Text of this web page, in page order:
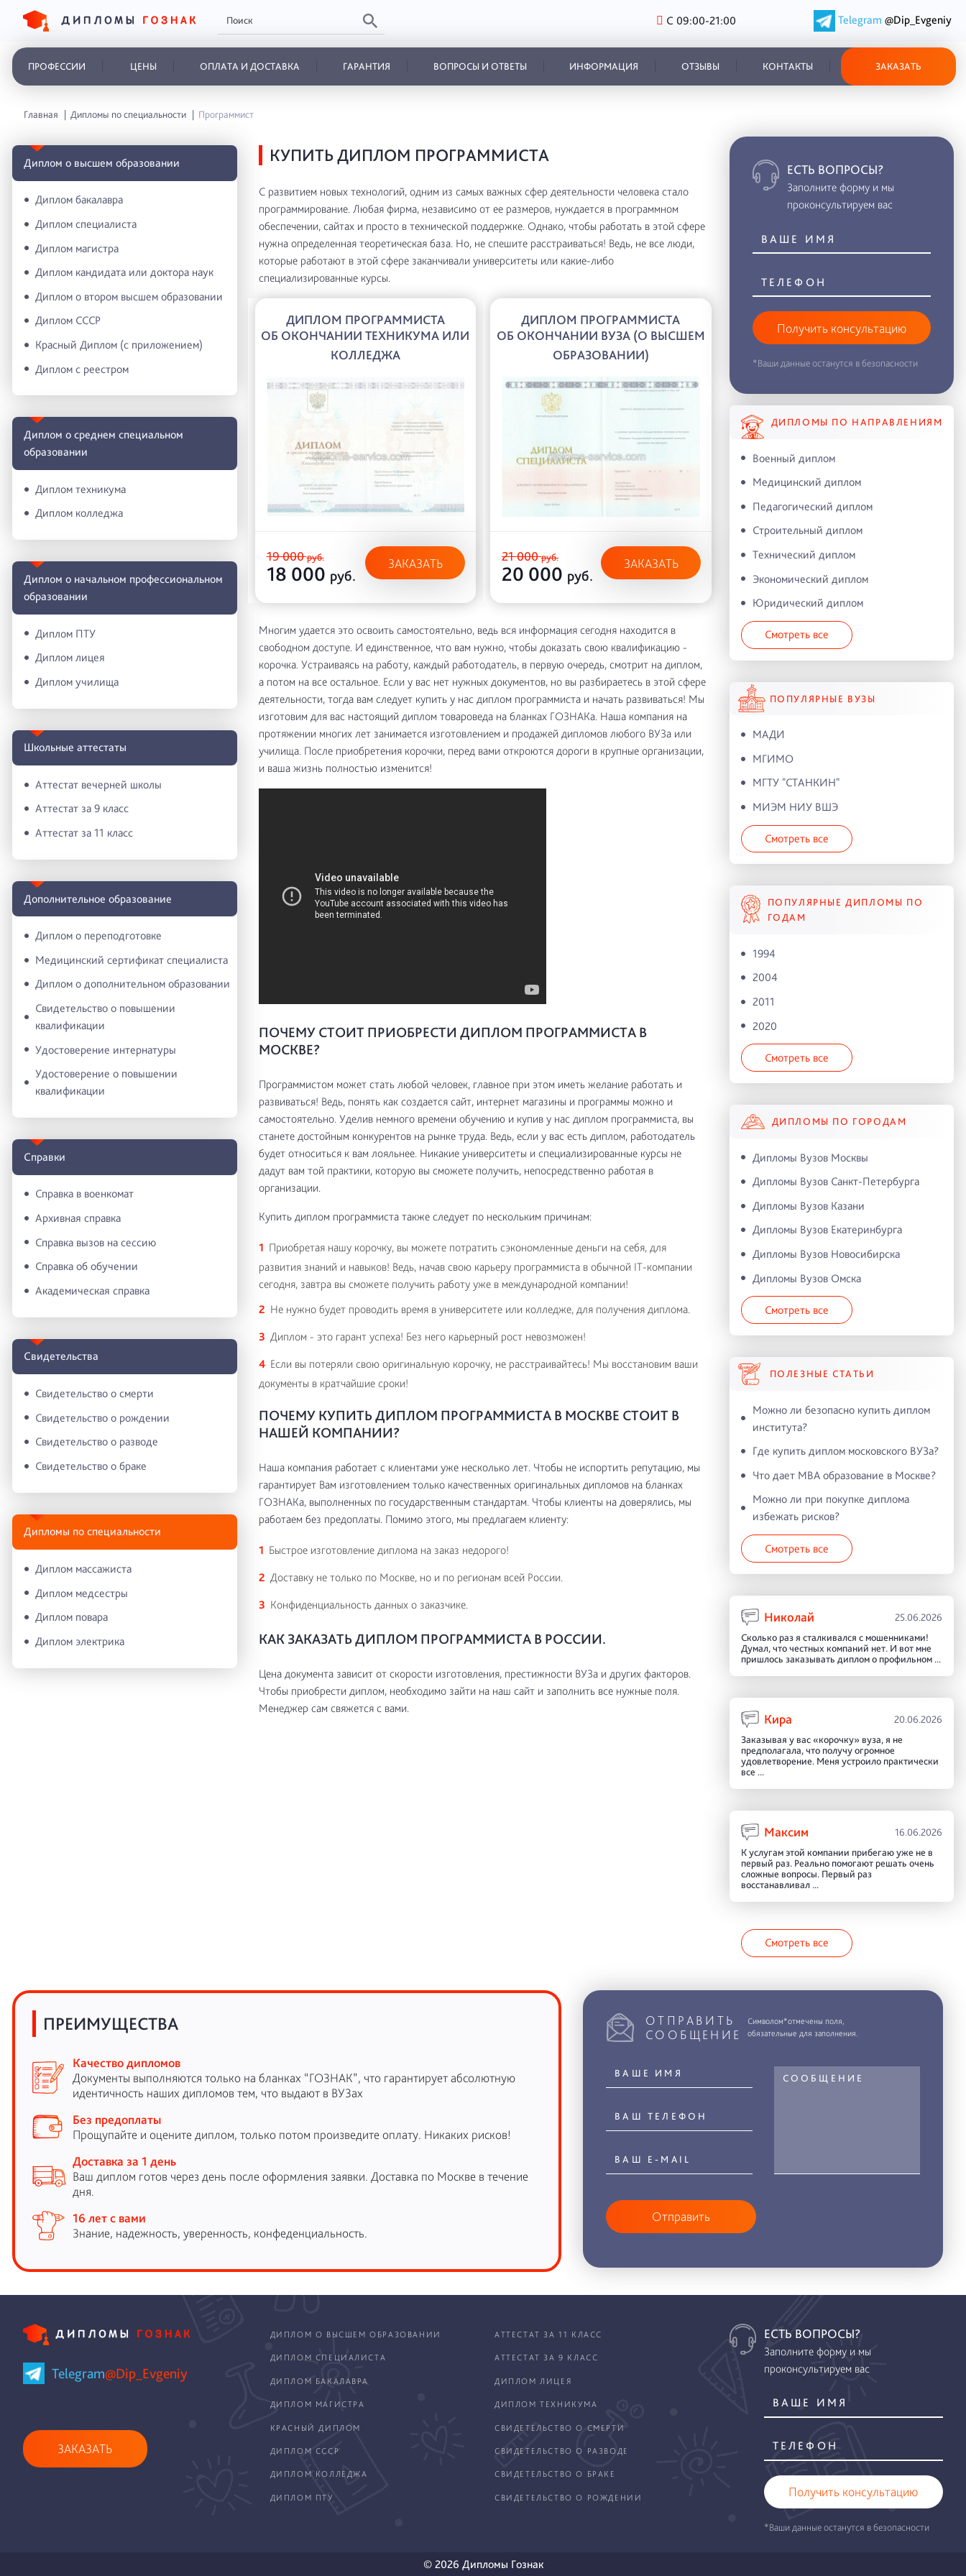
С 09:00-21:00 Telegram @Dip_Evgeniy
ПРОФЕССИИ ЦЕНЫ ОПЛАТА И ДОСТАВКА ГАРАНТИЯ ВОПРОСЫ И ОТВЕТЫ ИНФОРМАЦИЯ ОТЗЫВЫ КОНТАКТЫ ЗАКАЗАТЬ
Главная Дипломы по специальности Программист
Диплом о высшем образовании
Диплом бакалавра
Диплом специалиста
Диплом магистра
Диплом кандидата или доктора наук
Диплом о втором высшем образовании
Диплом СССР
Красный Диплом (с приложением)
Диплом с реестром
Диплом о среднем специальном
образовании
Диплом техникума
Диплом колледжа
Диплом о начальном профессиональном
oбразовании
Диплом ПТУ
Диплом лицея
Диплом училища
Школьные аттестаты
Аттестат вечерней школы
Аттестат за 9 класс
Аттестат за 11 класс
Дополнительное образование
Диплом о переподготовке
Медицинский сертификат специалиста
Диплом о дополнительном образовании
Свидетельство о повышении
квалификации
Удостоверение интернатуры
Удостоверение о повышении
квалификации
Справки
Справка в военкомат
Архивная справка
Справка вызов на сессию
Справка об обучении
Академическая справка
Свидетельства
Свидетельство о смерти
Свидетельство о рождении
Свидетельство о разводе
Свидетельство о браке
Дипломы по специальности
Диплом массажиста
Диплом медсестры
Диплом повара
Диплом электрика
КУПИТЬ ДИПЛОМ ПРОГРАММИСТА
С развитием новых технологий, одним из самых важных сфер деятельности человека стало
программирование. Любая фирма, независимо от ее размеров, нуждается в программном
обеспечении, сайтах и просто в технической поддержке. Однако, чтобы работать в этой сфере
нужна определенная теоретическая база. Но, не спешите расстраиваться! Ведь, не все люди,
которые работают в этой сфере заканчивали университеты или какие-либо
специализированные курсы.
ДИПЛОМ ПРОГРАММИСТА
ОБ ОКОНЧАНИИ ТЕХНИКУМА ИЛИ
КОЛЛЕДЖА
19 000руб.
18 000 руб.
ЗАКАЗАТЬ
ДИПЛОМ ПРОГРАММИСТА
ОБ ОКОНЧАНИИ ВУЗА (О ВЫСШЕМ
ОБРАЗОВАНИИ)
21 000руб.
20 000 руб.
ЗАКАЗАТЬ
Многим удается это освоить самостоятельно, ведь вся информация сегодня находится в
свободном доступе. И единственное, что вам нужно, чтобы доказать свою квалификацию -
корочка. Устраиваясь на работу, каждый работодатель, в первую очередь, смотрит на диплом,
а потом на все остальное. Если у вас нет нужных документов, но вы разбираетесь в этой сфере
деятельности, тогда вам следует купить у нас диплом программиста и начать развиваться! Мы
изготовим для вас настоящий диплом товароведа на бланках ГОЗНАКa. Наша компания на
протяжении многих лет занимается изготовлением и продажей дипломов любого ВУЗа или
училища. После приобретения корочки, перед вами откроются дороги в крупные организации,
и ваша жизнь полностью изменится!
ПОЧЕМУ СТОИТ ПРИОБРЕСТИ ДИПЛОМ ПРОГРАММИСТА В
МОСКВЕ?
Программистом может стать любой человек, главное при этом иметь желание работать и
развиваться! Ведь, понять как создается сайт, интернет магазины и программы можно и
самостоятельно. Уделив немного времени обучению и купив у нас диплом программиста, вы
станете достойным конкурентов на рынке труда. Ведь, если у вас есть диплом, работодатель
будет относиться к вам лояльнее. Никакие университеты и специализированные курсы не
дадут вам той практики, которую вы сможете получить, непосредственно работая в
организации.
Купить диплом программиста также следует по нескольким причинам:
Приобретая нашу корочку, вы можете потратить сэкономленные деньги на себя, для
развития знаний и навыков! Ведь, начав свою карьеру программиста в обычной IT-компании
сегодня, завтра вы сможете получить работу уже в международной компании!
Не нужно будет проводить время в университете или колледже, для получения диплома.
Диплом - это гарант успеха! Без него карьерный рост невозможен!
Если вы потеряли свою оригинальную корочку, не расстраивайтесь! Мы восстановим ваши
документы в кратчайшие сроки!
ПОЧЕМУ КУПИТЬ ДИПЛОМ ПРОГРАММИСТА В МОСКВЕ СТОИТ В
НАШЕЙ КОМПАНИИ?
Наша компания работает с клиентами уже несколько лет. Чтобы не испортить репутацию, мы
гарантирует Вам изготовлением только качественных оригинальных дипломов на бланках
ГОЗНАКа, выполненных по государственным стандартам. Чтобы клиенты на доверялись, мы
работаем без предоплаты. Помимо этого, мы предлагаем клиенту:
Быстрое изготовление диплома на заказ недорого!
Доставку не только по Москве, но и по регионам всей России.
Конфиденциальность данных о заказчике.
КАК ЗАКАЗАТЬ ДИПЛОМ ПРОГРАММИСТА В РОССИИ.
Цена документа зависит от скорости изготовления, престижности ВУЗа и других факторов.
Чтобы приобрести диплом, необходимо зайти на наш сайт и заполнить все нужные поля.
Менеджер сам свяжется с вами.
ЕСТЬ ВОПРОСЫ?
Заполните форму и мы
проконсультируем вас
Получить консультацию
*Ваши данные останутся в безопасности
ДИПЛОМЫ ПО НАПРАВЛЕНИЯМ
Военный диплом
Медицинский диплом
Педагогический диплом
Строительный диплом
Технический диплом
Экономический диплом
Юридический диплом
Смотреть все
ПОПУЛЯРНЫЕ ВУЗЫ
МАДИ
МГИМО
МГТУ "СТАНКИН"
МИЭМ НИУ ВШЭ
Смотреть все
ПОПУЛЯРНЫЕ ДИПЛОМЫ ПО
ГОДАМ
1994
2004
2011
2020
Смотреть все
ДИПЛОМЫ ПО ГОРОДАМ
Дипломы Вузов Москвы
Дипломы Вузов Санкт-Петербурга
Дипломы Вузов Казани
Дипломы Вузов Екатеринбурга
Дипломы Вузов Новосибирска
Дипломы Вузов Омска
Смотреть все
ПОЛЕЗНЫЕ СТАТЬИ
Можно ли безопасно купить диплом
института?
Где купить диплом московского ВУЗа?
Что дает MBA образование в Москве?
Можно ли при покупке диплома
избежать рисков?
Смотреть все
Николай 25.06.2026
Сколько раз я сталкивался с мошенниками!
Думал, что честных компаний нет. И вот мне
пришлось заказывать диплом о профильном ...
Кира 20.06.2026
Заказывая у вас «корочку» вуза, я не
предполагала, что получу огромное
удовлетворение. Меня устроило практически
все ...
Максим 16.06.2026
К услугам этой компании прибегаю уже не в
первый раз. Реально помогают решать очень
сложные вопросы. Первый раз
восстанавливал ...
Смотреть все
ПРЕИМУЩЕСТВА
Качество дипломов
Документы выполняются только на бланках “ГОЗНАК”, что гарантирует абсолютную
идентичность наших дипломов тем, что выдают в ВУЗах
Без предоплаты
Прощупайте и оцените диплом, только потом произведите оплату. Никаких рисков!
Доставка за 1 день
Ваш диплом готов через день после оформления заявки. Доставка по Москве в течение
дня.
16 лет с вами
Знание, надежность, уверенность, конфеденциальность.
ОТПРАВИТЬ
СООБЩЕНИЕ
Символом*отмечены поля,
обязательные для заполнения.
Отправить
Telegram@Dip_Evgeniy
ЗАКАЗАТЬ
ДИПЛОМ О ВЫСШЕМ ОБРАЗОВАНИИ АТТЕСТАТ ЗА 11 КЛАСС
ДИПЛОМ СПЕЦИАЛИСТА АТТЕСТАТ ЗА 9 КЛАСС
ДИПЛОМ БАКАЛАВРА ДИПЛОМ ЛИЦЕЯ
ДИПЛОМ МАГИСТРА ДИПЛОМ ТЕХНИКУМА
КРАСНЫЙ ДИПЛОМ СВИДЕТЕЛЬСТВО О СМЕРТИ
ДИПЛОМ СССР СВИДЕТЕЛЬСТВО О РАЗВОДЕ
ДИПЛОМ КОЛЛЕДЖА СВИДЕТЕЛЬСТВО О БРАКЕ
ДИПЛОМ ПТУ СВИДЕТЕЛЬСТВО О РОЖДЕНИИ
ЕСТЬ ВОПРОСЫ?
Заполните форму и мы
проконсультируем вас
Получить консультацию
*Ваши данные останутся в безопасности
© 2026 Дипломы Гознак